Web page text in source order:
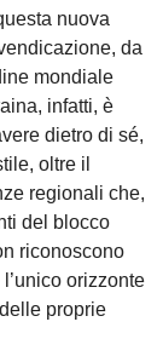
nuova
da
mondiale
infatti, è
dietro di sé,
oltre il
regionali che,
del blocco
riconoscono
orizzonte
proprie